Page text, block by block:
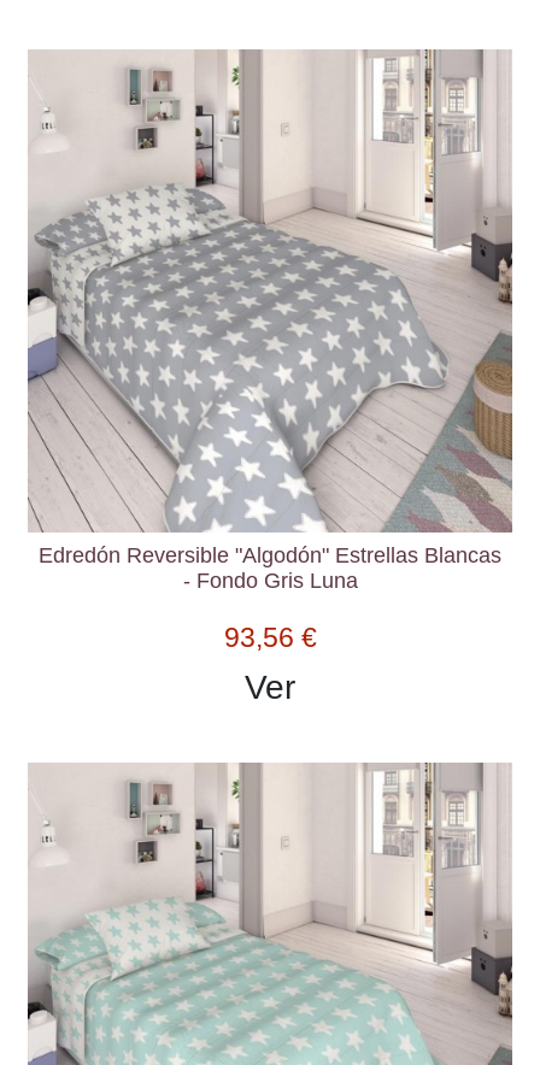
Edredón Reversible "Algodón" Estrellas Blancas
- Fondo Gris Luna
93,56 €
Ver